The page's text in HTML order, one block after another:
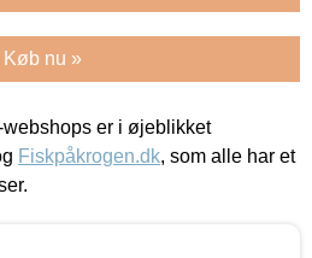
Køb nu »
er i øjeblikket
Fiskpåkrogen.dk, som alle har et